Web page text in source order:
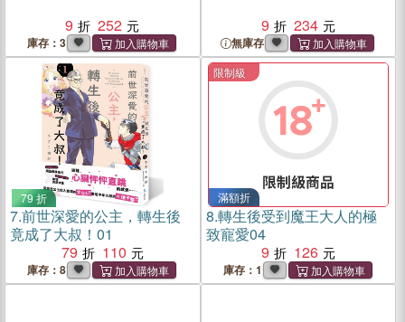
9
252
庫存：3
9
234
無庫存
79 折
7.前世深愛的公主，轉生後
竟成了大叔！01
79
110
庫存：8
限制級
滿額折
8.轉生後受到魔王大人的極
致寵愛04
9
126
庫存：1